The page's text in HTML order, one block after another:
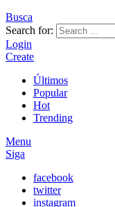
Busca
Search for:
Login
Create
Últimos
Popular
Hot
Trending
Menu
Siga
facebook
twitter
instagram